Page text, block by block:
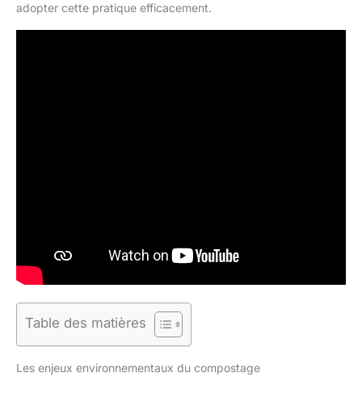
adopter cette pratique efficacement.
Table des matières
Les enjeux environnementaux du compostage